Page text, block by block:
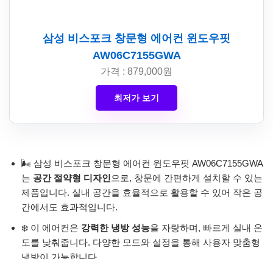
삼성 비스포크 창문형 에어컨 윈도우핏
AW06C7155GWA
가격 : 879,000원
최저가 보기
🌬️ 삼성 비스포크 창문형 에어컨 윈도우핏 AW06C7155GWA
는 공간 절약형 디자인 으로, 창문에 간편하게 설치할 수 있는
제품입니다. 실내 공간을 효율적으로 활용할 수 있어 작은 공
간에서도 효과적입니다.
❄️ 이 에어컨은 강력한 냉방 성능을 자랑하며, 빠르게 실내 온
도를 낮춰줍니다. 다양한 모드와 설정을 통해 사용자 맞춤형